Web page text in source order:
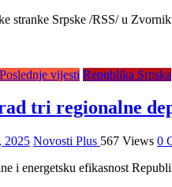
stranke Srpske /RSS/ u
Poslednje vijesti Republika Srpska
tri regionalne
2025 Novosti Plus 567 Views 0
i energetsku efikasnost